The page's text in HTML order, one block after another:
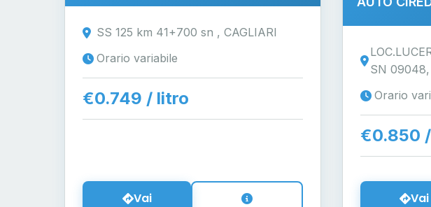
SS 125 km 41+700 sn , CAGLIARI
Orario variabile
€0.749 / litro
Vai
SN
Orario
€0.850
Vai